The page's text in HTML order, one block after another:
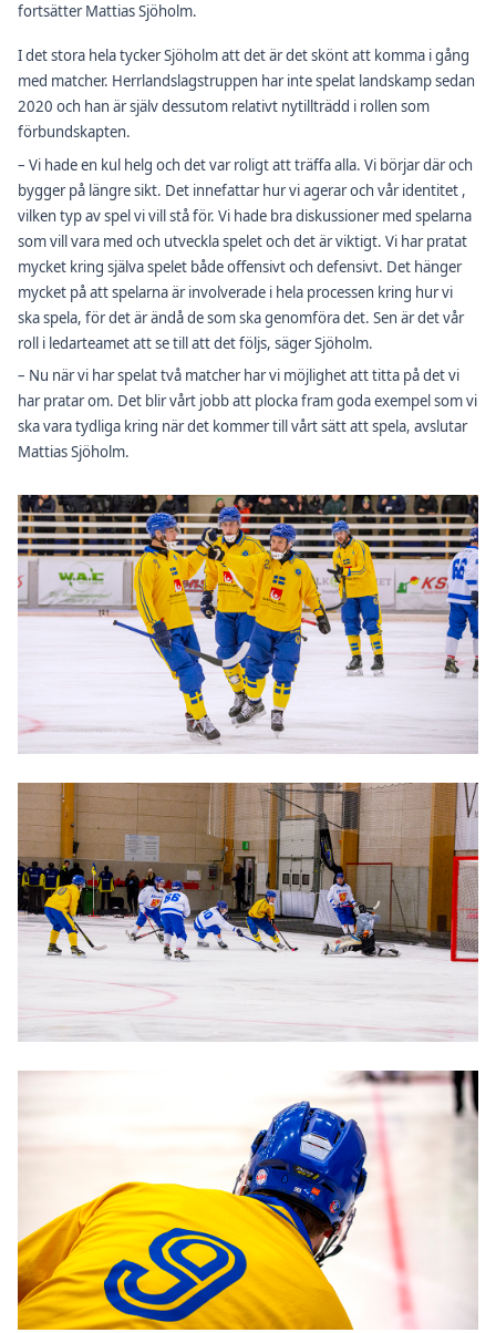
fortsätter Mattias Sjöholm.
I det stora hela tycker Sjöholm att det är det skönt att komma i gång
med matcher. Herrlandslagstruppen har inte spelat landskamp sedan
2020 och han är själv dessutom relativt nytillträdd i rollen som
förbundskapten.
– Vi hade en kul helg och det var roligt att träffa alla. Vi börjar där och
bygger på längre sikt. Det innefattar hur vi agerar och vår identitet ,
vilken typ av spel vi vill stå för. Vi hade bra diskussioner med spelarna
som vill vara med och utveckla spelet och det är viktigt. Vi har pratat
mycket kring själva spelet både offensivt och defensivt. Det hänger
mycket på att spelarna är involverade i hela processen kring hur vi
ska spela, för det är ändå de som ska genomföra det. Sen är det vår
roll i ledarteamet att se till att det följs, säger Sjöholm.
– Nu när vi har spelat två matcher har vi möjlighet att titta på det vi
har pratar om. Det blir vårt jobb att plocka fram goda exempel som vi
ska vara tydliga kring när det kommer till vårt sätt att spela, avslutar
Mattias Sjöholm.